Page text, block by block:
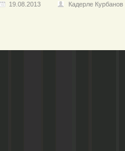
19.08.2013 Кадерле Курбанов